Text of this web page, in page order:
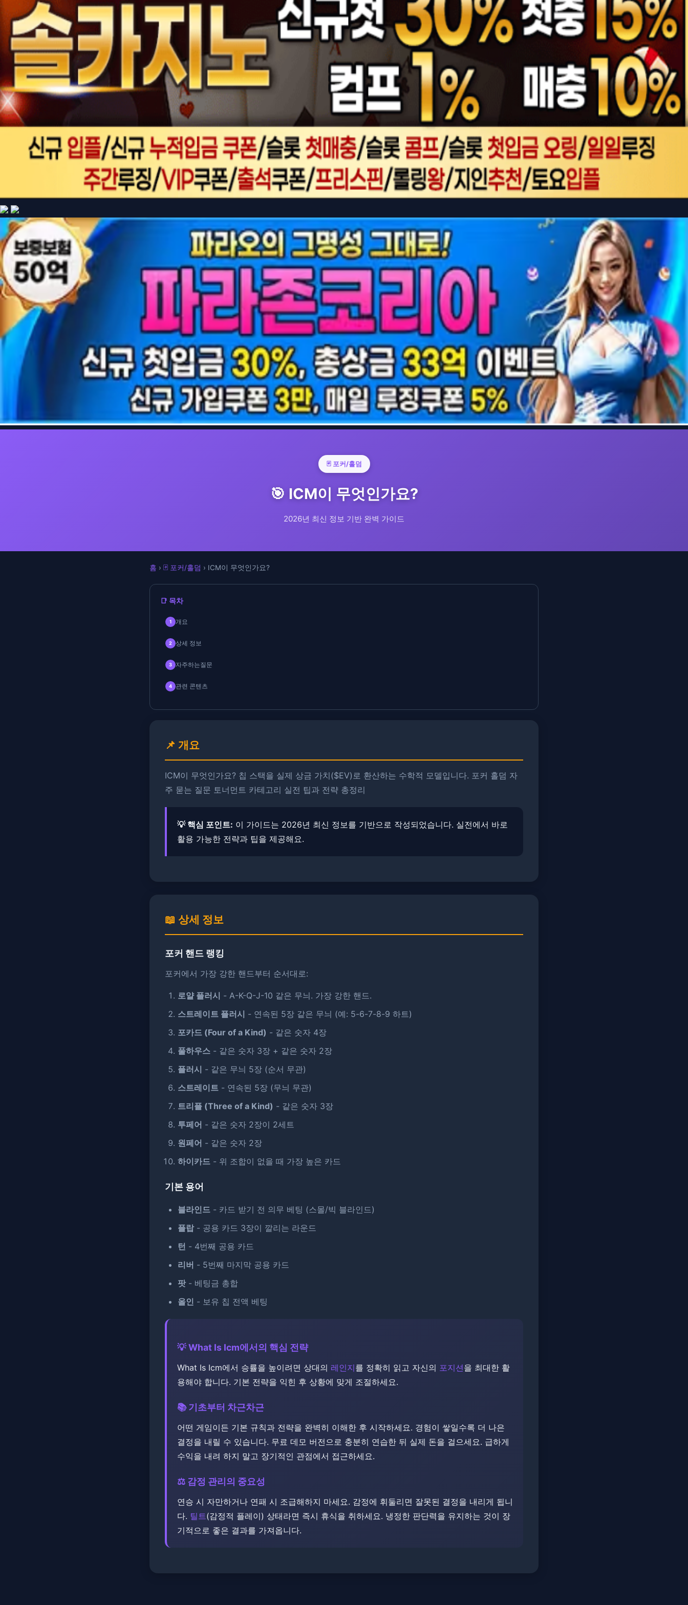
🃏 포커/홀덤
🎯 ICM이 무엇인가요?
2026년 최신 정보 기반 완벽 가이드
홈 › 🃏 포커/홀덤 › ICM이 무엇인가요?
📑 목차
1 개요
2 상세 정보
3 자주하는질문
4 관련 콘텐츠
📌 개요
ICM이 무엇인가요? 칩 스택을 실제 상금 가치($EV)로 환산하는 수학적 모델입니다. 포커 홀덤 자
주 묻는 질문 토너먼트 카테고리 실전 팁과 전략 총정리
💡 핵심 포인트: 이 가이드는 2026년 최신 정보를 기반으로 작성되었습니다. ​​실전에서 바로
활용 가능한 전략과 팁을 제공해요.
📖 상세 정보
포커 핸드 랭킹
포커에서 가장 강한 핸드부터 순서대로:
로얄 플러시 - A-K-Q-J-10 같은 무늬. ​​가장 강한 핸드.
스트레이트 플러시 - 연속된 5장 같은 무늬 (예: 5-6-7-8-9 하트)
포카드 (Four of a Kind) - 같은 숫자 4장
풀하우스 - 같은 숫자 3장 + 같은 숫자 2장
플러시 - 같은 무늬 5장 (순서 무관)
스트레이트 - 연속된 5장 (무늬 무관)
트리플 (Three of a Kind) - 같은 숫자 3장
투페어 - 같은 숫자 2장이 2세트
원페어 - 같은 숫자 2장
하이카드 - 위 조합이 없을 때 가장 높은 카드
기본 용어
블라인드 - 카드 받기 전 의무 베팅 (스몰/빅 블라인드)
플랍- 공용 카드 3장이 깔리는 라운드
턴 - 4번째 공용 카드
리버 - 5번째 마지막 공용 카드
팟- 베팅금 총합
올인 - 보유 칩 전액 베팅
💡 What Is Icm에서의 핵심 전략
What Is Icm에서 승률을 높이려면 상대의 레인지를 정확히 읽고 자신의 포지션을 최대한 활
용해야 합니다. 기본 전략을 익힌 후 상황에 맞게 조절하세요.
📚 기초부터 차근차근
어떤 게임이든 기본 규칙과 전략을 완벽히 이해한 후 시작하세요. ​경험이 쌓일수록 더 나은
결정을 내릴 수 있습니다. ​​무료 데모 버전으로 충분히 연습한 뒤 실제 돈을 걸으세요. ​​급하게
수익을 내려 하지 말고 장기적인 관점에서 접근하세요.
⚖️ 감정 관리의 중요성
연승 시 자만하거나 연패 시 조급해하지 마세요. 감정에 휘둘리면 잘못된 결정을 내리게 됩니
다. ​ 틸트 (감정적 플레이) 상태라면 즉시 휴식을 취하세요. 냉정한 판단력을 유지하는 것이 장
기적으로 좋은 결과를 가져옵니다.